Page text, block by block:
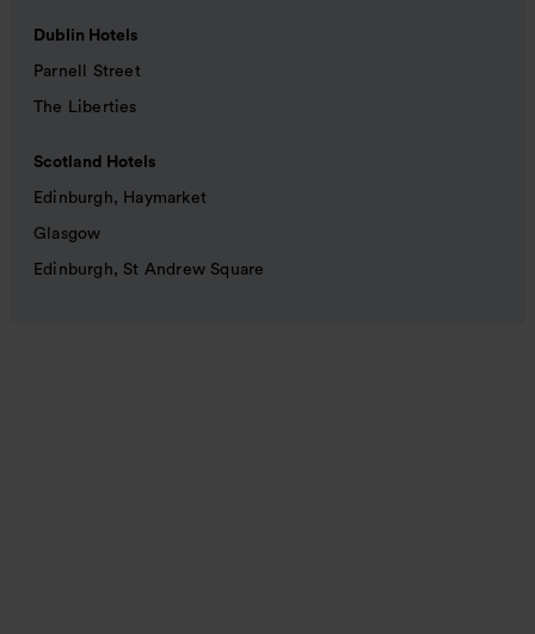
Dublin Hotels
Parnell Street
The Liberties
Scotland Hotels
Edinburgh, Haymarket
Glasgow
Edinburgh, St Andrew Square